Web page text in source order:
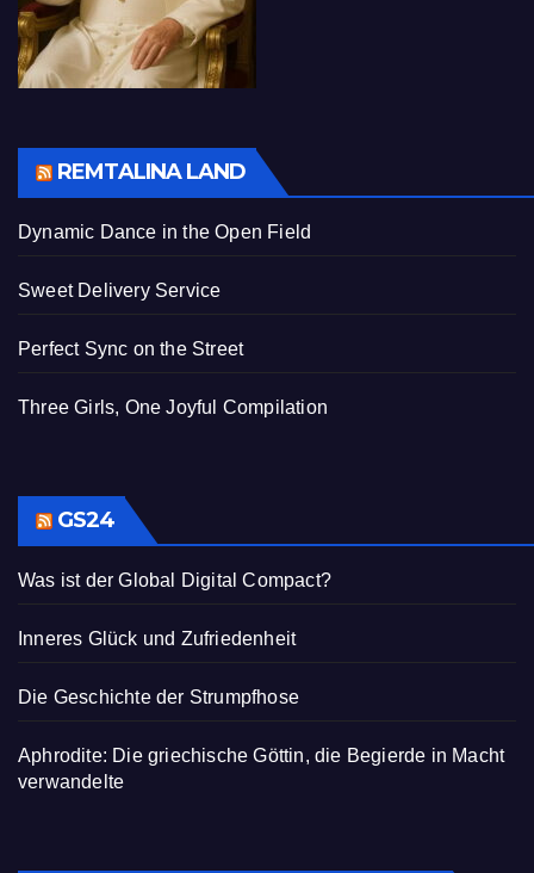
REMTALINA LAND
Dynamic Dance in the Open Field
Sweet Delivery Service
Perfect Sync on the Street
Three Girls, One Joyful Compilation
GS24
Was ist der Global Digital Compact?
Inneres Glück und Zufriedenheit
Die Geschichte der Strumpfhose
Aphrodite: Die griechische Göttin, die Begierde in Macht
verwandelte